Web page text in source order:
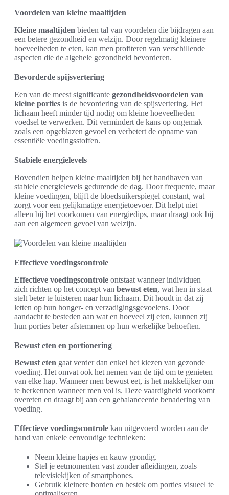
Voordelen van kleine maaltijden
Kleine maaltijden bieden tal van voordelen die bijdragen aan
een betere gezondheid en welzijn. Door regelmatig kleinere
hoeveelheden te eten, kan men profiteren van verschillende
aspecten die de algehele gezondheid bevorderen.
Bevorderde spijsvertering
Een van de meest significante gezondheidsvoordelen van
kleine porties is de bevordering van de spijsvertering. Het
lichaam heeft minder tijd nodig om kleine hoeveelheden
voedsel te verwerken. Dit vermindert de kans op ongemak
zoals een opgeblazen gevoel en verbetert de opname van
essentiële voedingsstoffen.
Stabiele energielevels
Bovendien helpen kleine maaltijden bij het handhaven van
stabiele energielevels gedurende de dag. Door frequente, maar
kleine voedingen, blijft de bloedsuikerspiegel constant, wat
zorgt voor een gelijkmatige energietoevoer. Dit helpt niet
alleen bij het voorkomen van energiedips, maar draagt ook bij
aan een algemeen gevoel van welzijn.
Effectieve voedingscontrole
Effectieve voedingscontrole ontstaat wanneer individuen
zich richten op het concept van bewust eten, wat hen in staat
stelt beter te luisteren naar hun lichaam. Dit houdt in dat zij
letten op hun honger- en verzadigingsgevoelens. Door
aandacht te besteden aan wat en hoeveel zij eten, kunnen zij
hun porties beter afstemmen op hun werkelijke behoeften.
Bewust eten en portionering
Bewust eten gaat verder dan enkel het kiezen van gezonde
voeding. Het omvat ook het nemen van de tijd om te genieten
van elke hap. Wanneer men bewust eet, is het makkelijker om
te herkennen wanneer men vol is. Deze vaardigheid voorkomt
overeten en draagt bij aan een gebalanceerde benadering van
voeding.
Effectieve voedingscontrole kan uitgevoerd worden aan de
hand van enkele eenvoudige technieken:
Neem kleine hapjes en kauw grondig.
Stel je eetmomenten vast zonder afleidingen, zoals
televisiekijken of smartphones.
Gebruik kleinere borden en bestek om porties visueel te